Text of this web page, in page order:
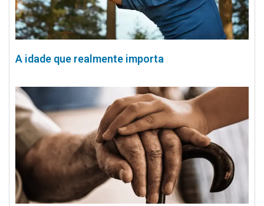
A idade que realmente importa